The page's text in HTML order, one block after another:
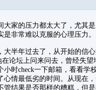
家的压力都太大了，尤其
非常难以克服的心理压力。
大半年过去了，从开始的信
论坛上问来问去，曾经失
小时check一下邮箱，看看
情最低劣的时间。从现在
管结果是否那样的糟糕，但